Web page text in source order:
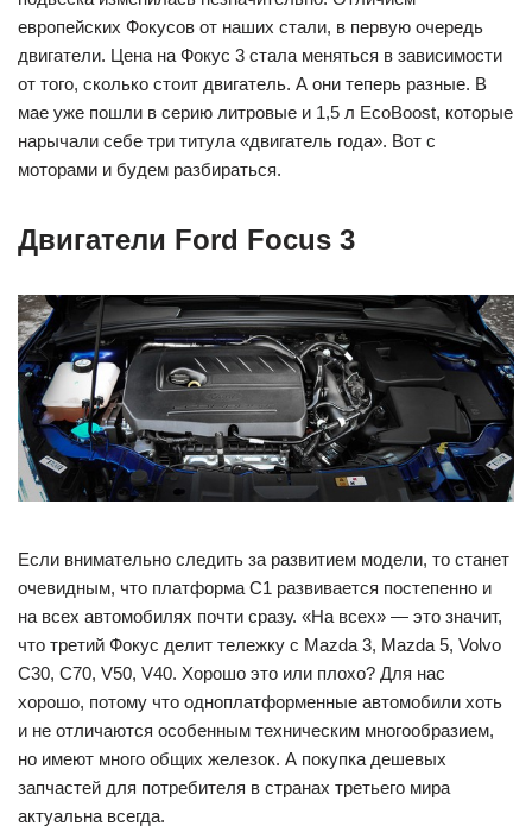
европейских Фокусов от наших стали, в первую очередь
двигатели. Цена на Фокус 3 стала меняться в зависимости
от того, сколько стоит двигатель. А они теперь разные. В
мае уже пошли в серию литровые и 1,5 л EcoBoost, которые
нарычали себе три титула «двигатель года». Вот с
моторами и будем разбираться.
Двигатели Ford Focus 3
Если внимательно следить за развитием модели, то станет
очевидным, что платформа С1 развивается постепенно и
на всех автомобилях почти сразу. «На всех» — это значит,
что третий Фокус делит тележку с Mazda 3, Mazda 5, Volvo
C30, C70, V50, V40. Хорошо это или плохо? Для нас
хорошо, потому что одноплатформенные автомобили хоть
и не отличаются особенным техническим многообразием,
но имеют много общих железок. А покупка дешевых
запчастей для потребителя в странах третьего мира
актуальна всегда.